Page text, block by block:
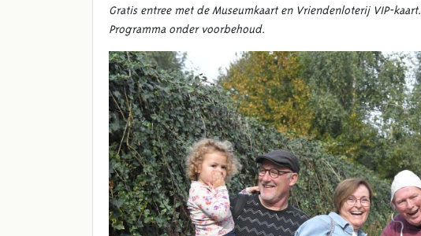
Gratis entree met de Museumkaart en Vriendenloterij VIP-kaart.
Programma onder voorbehoud.